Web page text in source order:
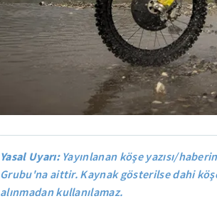
Yasal Uyarı:Yayınlanan köşe yazısı/
Grubu'na aittir. Kaynak gösterilse dahi
alınmadan kullanılamaz.